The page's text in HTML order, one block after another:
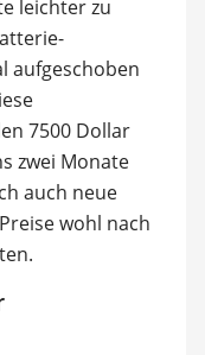
leichter zu
aufgeschoben
7500 Dollar
zwei Monate
auch neue
wohl nach